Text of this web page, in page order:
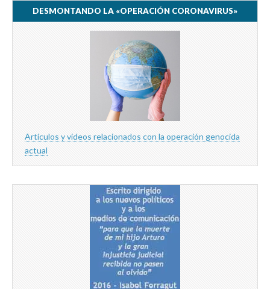
DESMONTANDO LA «OPERACIÓN CORONAVIRUS»
Artículos y videos relacionados con la operación genocida
actual